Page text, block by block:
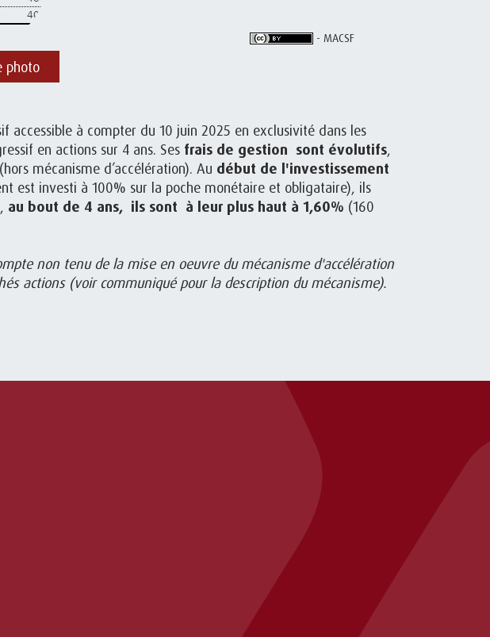
- MACSF
photo
accessible à compter du 10 juin 2025 en exclusivité dans les
en actions sur 4 ans. Ses frais de gestion sont évolutifs,
mécanisme d’accélération). Au début de l'investissement
est investi à 100% sur la poche monétaire et obligataire), ils
au bout de 4 ans, ils sont à leur plus haut à 1,60% (160
non tenu de la mise en oeuvre du mécanisme d'accélération
actions (voir communiqué pour la description du mécanisme).